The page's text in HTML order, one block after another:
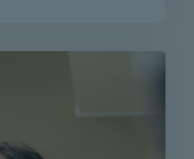
010 525
sopivan